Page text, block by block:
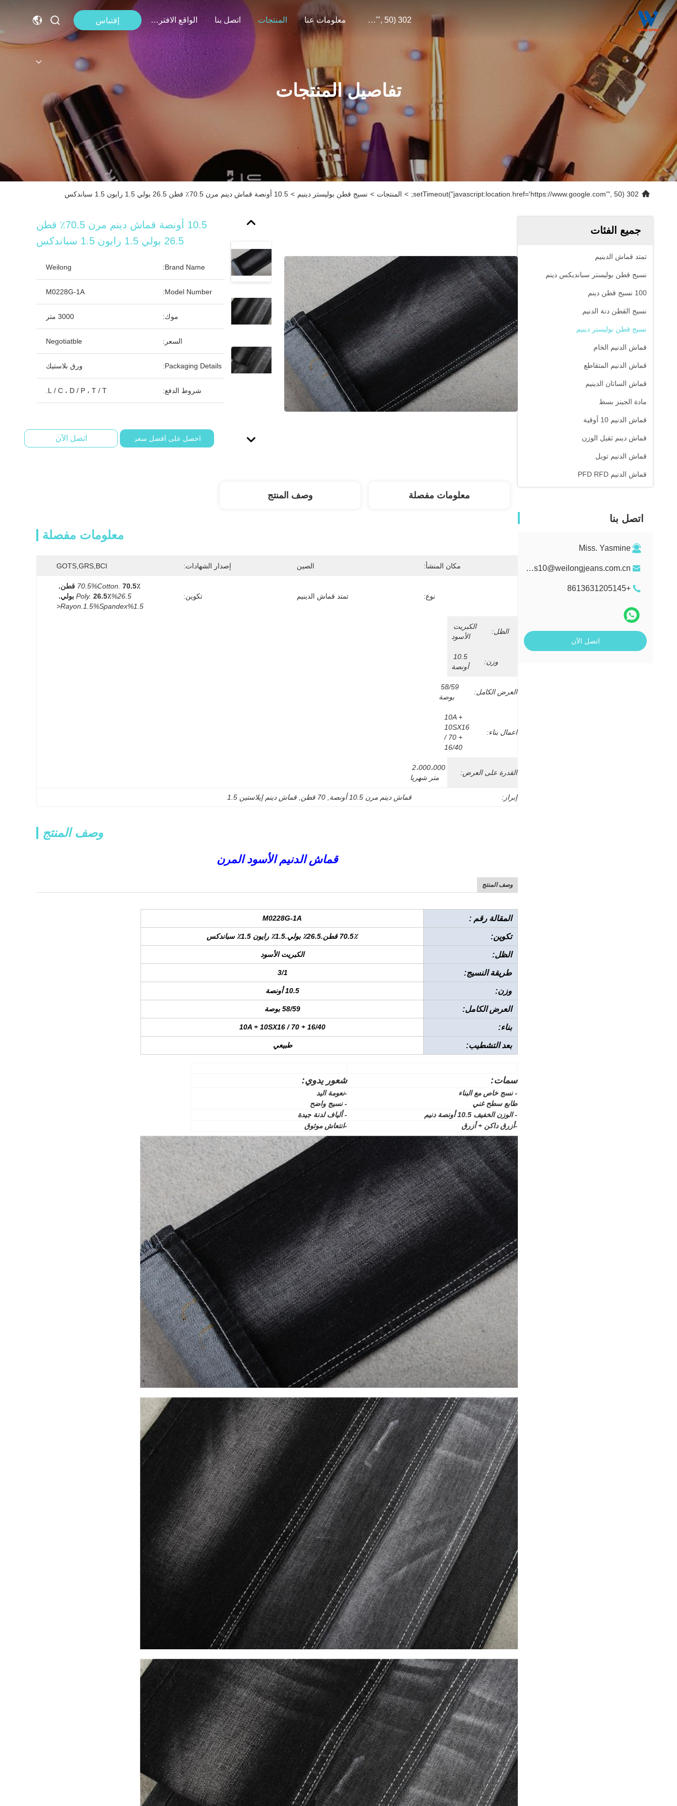
302 SetTimeout("javascript:location.href='https://www.google.com'", 50); معلومات عنا المنتجات اتصل بنا الواقع الافتراضي إقتباس
تفاصيل المنتجات
302 setTimeout("javascript:location.href='https://www.google.com'", 50);
> المنتجات > نسيج قطن بوليستر دينيم > 10.5 أونصة قماش دينم مرن 70.5٪ قطن 26.5 بولي 1.5 رايون 1.5 سباندكس
جميع الفئات
تمتد قماش الدينيم
نسيج قطن بوليستر سبانديكس دينم
100 نسيج قطن دينم
نسيج القطن دنة الدنيم
نسيج قطن بوليستر دينيم
قماش الدنيم الخام
قماش الدنيم المتقاطع
قماش الساتان الدينيم
مادة الجينز بسط
قماش الدنيم 10 أوقية
قماش دينم ثقيل الوزن
قماش الدنيم تويل
قماش الدنيم PFD RFD
اتصل بنا
Miss. Yasmine
sales10@weilongjeans.com.cn
+8613631205145
اتصل الآن
10.5 أونصة قماش دينم مرن 70.5٪ قطن
26.5 بولي 1.5 رايون 1.5 سباندكس
Brand Name:
Weilong
Model Number:
M0228G-1A
موك: 3000 متر
السعر: Negotiatble
Packaging Details: ورق بلاستيك
شروط الدفع: L / C ، D / P ، T / T.
احصل على أفضل سعر اتصل الآن
معلومات مفصلة وصف المنتج
معلومات مفصلة
مكان المنشأ: الصين إصدار الشهادات: GOTS,GRS,BCI
نوع: تمتد قماش الدينيم تكوين:
70.5%Cotton. 70.5٪ قطن.
26.5%Poly.
26.5٪ بولي.
1.5%Rayon.1.5%Spandex<
الظل:
الأسود
وزن:
أونصة
العرض الكامل:
بوصة
اعمال بناء:
10A +
10SX16
/ 70 +
16/40
القدرة على العرض:
متر شهريا
إبراز: قماش دينم مرن 10.5 أونصة , 70 قطن , قماش دينم إيلاستين 1.5
وصف المنتج
قماش الدنيم الأسود المرن
وصف المنتج
المقالة رقم : M0228G-1A
تكوين: 70.5٪ قطن.26.5٪ بولي.1.5٪ رايون 1.5٪ سباندكس
الظل: الكبريت الأسود
طريقة النسيج: 3/1
وزن: 10.5 أونصة
العرض الكامل: 58/59 بوصة
بناء: 10A + 10SX16 / 70 + 16/40
بعد التشطيب: طبيعي
سمات: شعور يدوي:
- نسج خاصمع البناء
طابع سطح غني
-نعومة اليد
- نسيج واضح
- الوزن الخفيف 10.5 أونصة دنيم
- ألياف لدنة جيدة
-أزرق داكن + أزرق
-انتعاش موثوق